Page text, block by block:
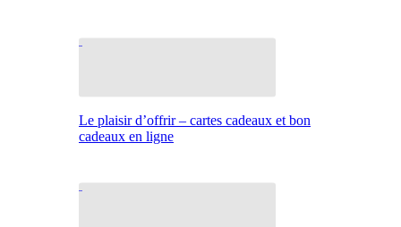
Le plaisir d’offrir – cartes cadeaux et bon
cadeaux en ligne